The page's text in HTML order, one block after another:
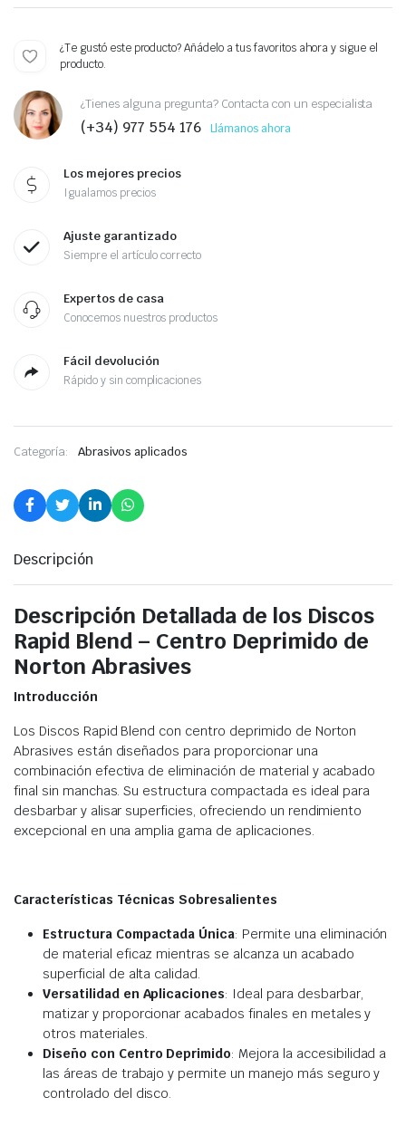
¿Te gustó este producto? Añádelo a tus favoritos ahora y sigue el
producto.
¿Tienes alguna pregunta? Contacta con un especialista
(+34) 977 554 176 Llámanos ahora
Los mejores precios
Igualamos precios
Ajuste garantizado
Siempre el artículo correcto
Expertos de casa
Conocemos nuestros productos
Fácil devolución
Rápido y sin complicaciones
Categoría: Abrasivos aplicados
Descripción
Descripción Detallada de los Discos
Rapid Blend – Centro Deprimido de
Norton Abrasives
Introducción
Los Discos Rapid Blend con centro deprimido de Norton
Abrasives están diseñados para proporcionar una
combinación efectiva de eliminación de material y acabado
final sin manchas. Su estructura compactada es ideal para
desbarbar y alisar superficies, ofreciendo un rendimiento
excepcional en una amplia gama de aplicaciones.
Características Técnicas Sobresalientes
Estructura Compactada Única: Permite una eliminación
de material eficaz mientras se alcanza un acabado
superficial de alta calidad.
Versatilidad en Aplicaciones: Ideal para desbarbar,
matizar y proporcionar acabados finales en metales y
otros materiales.
Diseño con Centro Deprimido: Mejora la accesibilidad a
las áreas de trabajo y permite un manejo más seguro y
controlado del disco.